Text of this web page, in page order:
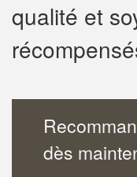
qualité et
dès
✕